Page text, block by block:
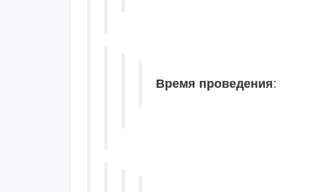
Время проведения: